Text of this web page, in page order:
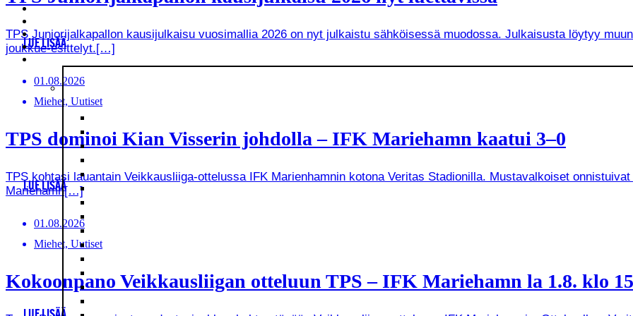
TPS Juniorijalkapallon kausijulkaisu vuosimallia 2026 on nyt julkaistu sähköisessä muodossa. Julkaisusta löytyy
joukkue-esittelyt.[…]
LUE LISÄÄ
01.08.2026
Miehet, Uutiset
TPS dominoi Kian Visserin johdolla – IFK Mariehamn kaatui 3–0
TPS kohtasi lauantain Veikkausliiga-ottelussa IFK Marienhamnin kotona Veritas Stadionilla. Mustavalkoiset
Mariehamn[…]
LUE LISÄÄ
01.08.2026
Miehet, Uutiset
Kokoonpano Veikkausliigan otteluun TPS – IFK Mariehamn la 1.8. klo